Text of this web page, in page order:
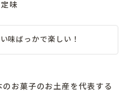
味
味ばっかで楽しい！
のお菓子のお土産を代表する